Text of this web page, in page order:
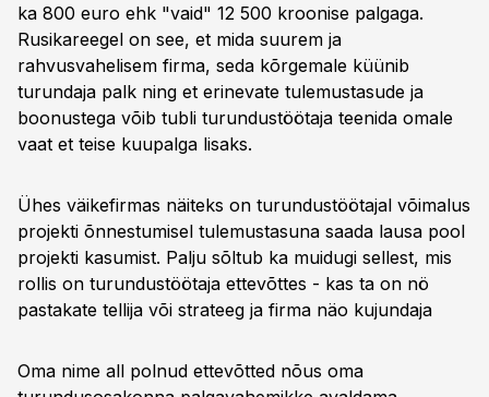
ka 800 euro ehk "vaid" 12 500 kroonise palgaga.
Rusikareegel on see, et mida suurem ja
rahvusvahelisem firma, seda kõrgemale küünib
turundaja palk ning et erinevate tulemustasude ja
boonustega võib tubli turundustöötaja teenida omale
vaat et teise kuupalga lisaks.
Ühes väikefirmas näiteks on turundustöötajal võimalus
projekti õnnestumisel tulemustasuna saada lausa pool
projekti kasumist. Palju sõltub ka muidugi sellest, mis
rollis on turundustöötaja ettevõttes - kas ta on nö
pastakate tellija või strateeg ja firma näo kujundaja
Oma nime all polnud ettevõtted nõus oma